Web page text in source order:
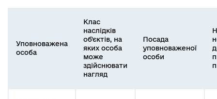
Уповноважена
особа
Клас
наслідків
об'єктів, на
яких особа
може
здійснювати
нагляд
Посада
уповноваженої
особи